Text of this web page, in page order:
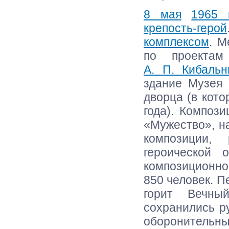
8 мая
1965
крепость-герой
комплексом.
по
А. П.
здание Музея
дворца (в
года).
«Мужество»,
героической
850 человек.
горит
сохранились